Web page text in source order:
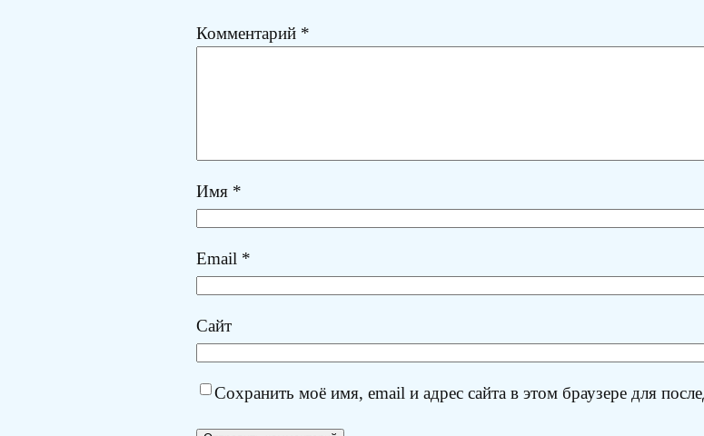
Комментарий *
Имя *
Email *
Сайт
Сохранить моё имя, email и адрес сайта в этом браузере для